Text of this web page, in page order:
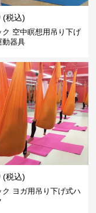
(税込)
ク 空中瞑想用吊り下げ
動器具
(税込)
ク ヨガ用吊り下げ式ハ